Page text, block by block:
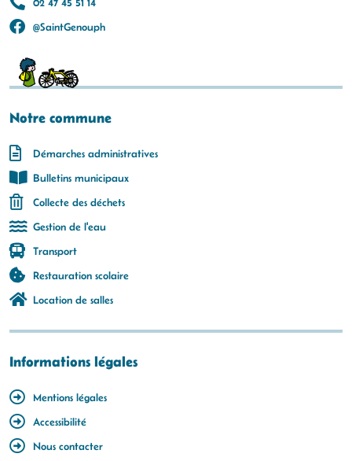
@SaintGenouph
Notre commune
Démarches administratives
Bulletins municipaux
Collecte des déchets
Gestion de l'eau
Transport
Restauration scolaire
Location de salles
Informations légales
Mentions légales
Accessibilité
Nous contacter